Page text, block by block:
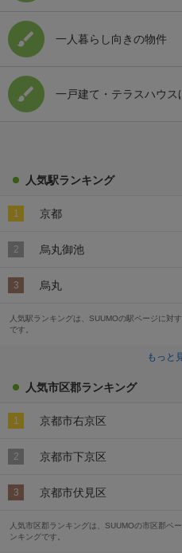
一人暮らし向きの物件
一戸建て・テラスハウス
人気駅ランキング
1 京都
2 烏丸御池
3 烏丸
人気駅ランキングは、SUUMOの駅ページに対
です。
もっと
人気市区郡ランキング
1 京都市右京区
2 京都市下京区
3 京都市伏見区
人気市区郡ランキングは、SUUMOの市区郡ペ
ンキングです。